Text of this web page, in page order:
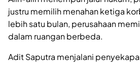
justru memilih menahan ketiga
lebih satu bulan, perusahaan
dalam ruangan berbeda.
Adit Saputra menjalani